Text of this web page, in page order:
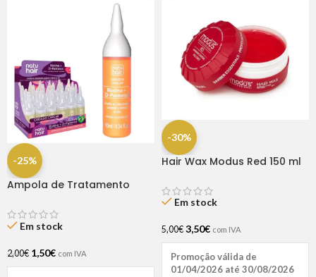
-25%
Ampola de Tratamento
Hair (1 UNIDADE)
Em stock
2,00€ 1,50€ com IVA
-30%
Hair Wax Modus Red 150 ml
Em stock
5,00€ 3,50€ com IVA
Promoção válida de
01/04/2026 até 30/08/2026